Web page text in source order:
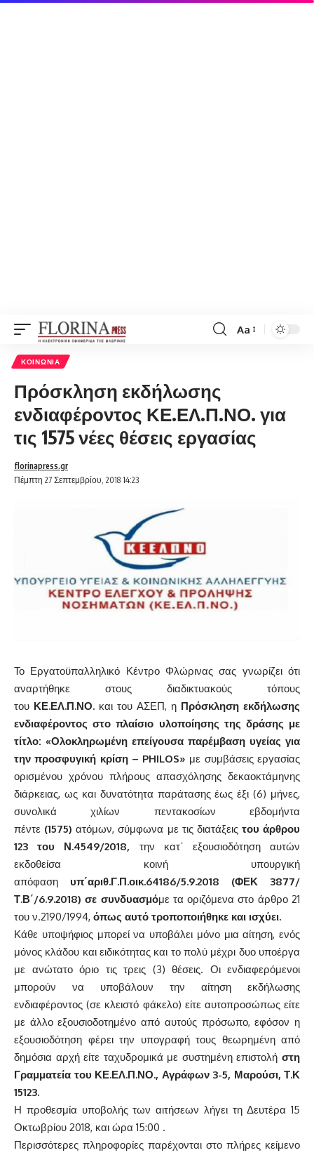
Font
Aa
ΚΟΙΝΩΝΊΑ
Πρόσκληση εκδήλωσης
ενδιαφέροντος ΚΕ.ΕΛ.Π.ΝΟ. για
τις 1575 νέες θέσεις εργασίας
Πέμπτη 27 Σεπτεμβρίου, 2018 14:23
florinapress.gr
Το Εργατοϋπαλληλικό Κέντρο Φλώρινας σας γνωρίζει ότι
αναρτήθηκε στους διαδικτυακούς τόπους
του ΚΕ.ΕΛ.Π.ΝΟ. και του ΑΣΕΠ, η Πρόσκληση εκδήλωσης
ενδιαφέροντος στο πλαίσιο υλοποίησης της δράσης με
τίτλο: «Ολοκληρωμένη επείγουσα παρέμβαση υγείας για
την προσφυγική κρίση – PHILOS» με συμβάσεις εργασίας
ορισμένου χρόνου πλήρους απασχόλησης δεκαοκτάμηνης
διάρκειας, ως και δυνατότητα παράτασης έως έξι (6) μήνες,
συνολικά χιλίων πεντακοσίων εβδομήντα
πέντε (1575) ατόμων, σύμφωνα με τις διατάξεις του άρθρου
123 του Ν.4549/2018, την κατ΄ εξουσιοδότηση αυτών
εκδοθείσα κοινή υπουργική
απόφαση υπ΄αριθ.Γ.Π.οικ.64186/5.9.2018 (ΦΕΚ 3877/
Τ.Β΄/6.9.2018) σε συνδυασμόμε τα οριζόμενα στο άρθρο 21
του ν.2190/1994, όπως αυτό τροποποιήθηκε και ισχύει.
Κάθε υποψήφιος μπορεί να υποβάλει μόνο μια αίτηση, ενός
μόνος κλάδου και ειδικότητας και το πολύ μέχρι δυο υποέργα
με ανώτατο όριο τις τρεις (3) θέσεις. Οι ενδιαφερόμενοι
μπορούν να υποβάλουν την αίτηση εκδήλωσης
ενδιαφέροντος (σε κλειστό φάκελο) είτε αυτοπροσώπως είτε
με άλλο εξουσιοδοτημένο από αυτούς πρόσωπο, εφόσον η
εξουσιοδότηση φέρει την υπογραφή τους θεωρημένη από
δημόσια αρχή είτε ταχυδρομικά με συστημένη επιστολή στη
Γραμματεία του ΚΕ.ΕΛ.Π.ΝΟ., Αγράφων 3-5, Μαρούσι, Τ.Κ
15123.
Η προθεσμία υποβολής των αιτήσεων λήγει τη Δευτέρα 15
Οκτωβρίου 2018, και ώρα 15:00 .
Περισσότερες πληροφορίες παρέχονται στο πλήρες κείμενο